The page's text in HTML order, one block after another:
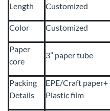
Length Customized
Color Customized
Paper
core
3” paper tube
Packing
Details
EPE/Craft paper+
Plastic film